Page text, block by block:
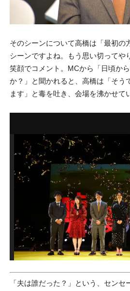
そのシーンについて高橋は「最初の
シーンですよね。もう思い切ってや
笑顔でコメント。MCから「日頃か
か？」と聞かれると、高橋は「そう
ます」と毒を吐き、会場を沸かせて
「夫は誰だった？」という、セン